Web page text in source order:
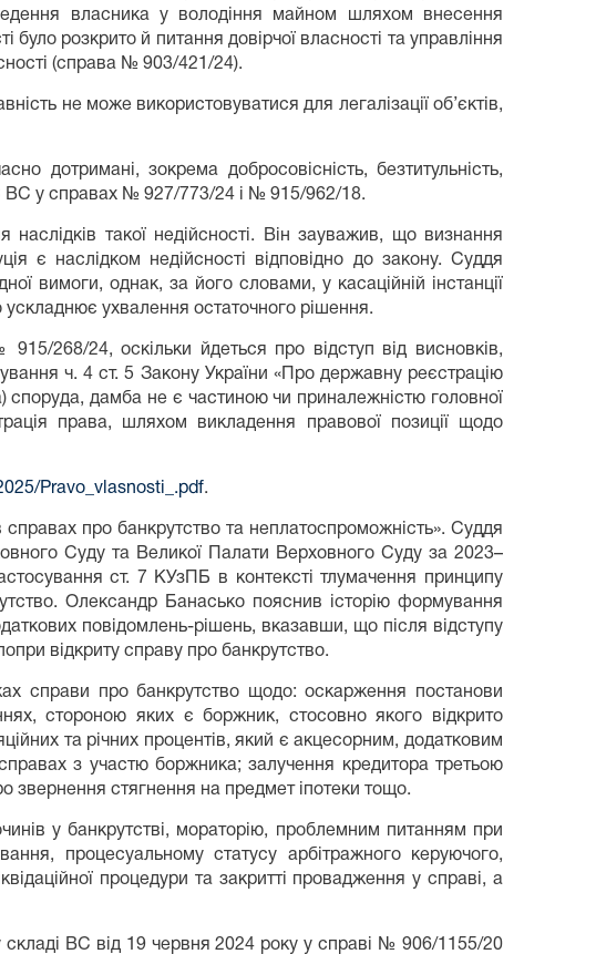
власника у володіння майном шляхом внесення
розкрито й питання довірчої власності та управління
(справа № 903/421/24).
не може використовуватися для легалізації об’єктів,
дотримані, зокрема добросовісність, безтитульність,
ВС у справах № 927/773/24 і № 915/962/18.
наслідків такої недійсності. Він зауважив, що визнання
є наслідком недійсності відповідно до закону. Суддя
вимоги, однак, за його словами, у касаційній інстанції
ускладнює ухвалення остаточного рішення.
268/24, оскільки йдеться про відступ від висновків,
ч. 4 ст. 5 Закону України «Про державну реєстрацію
споруда, дамба не є частиною чи приналежністю головної
права, шляхом викладення правової позиції щодо
Pravo_vlasnosti_.pdf.
про банкрутство та неплатоспроможність». Суддя
Суду та Великої Палати Верховного Суду за 2023–
ст. 7 КУзПБ в контексті тлумачення принципу
Олександр Банасько пояснив історію формування
повідомлень-рішень, вказавши, що після відступу
відкриту справу про банкрутство.
справи про банкрутство щодо: оскарження постанови
стороною яких є боржник, стосовно якого відкрито
та річних процентів, який є акцесорним, додатковим
з участю боржника; залучення кредитора третьою
звернення стягнення на предмет іпотеки тощо.
у банкрутстві, мораторію, проблемним питанням при
процесуальному статусу арбітражного керуючого,
процедури та закритті провадження у справі, а
складі ВС від 19 червня 2024 року у справі № 906/1155/20